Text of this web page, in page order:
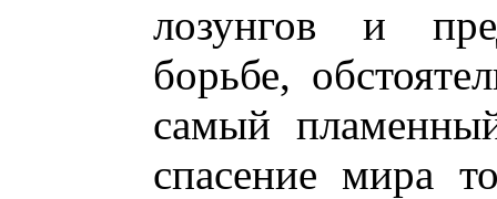
лозунгов и
борьбе,
самый
спасение мира